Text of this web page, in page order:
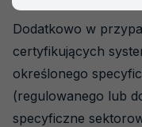
Dodatkowo w
certyfikujących
określonego
(regulowanego lub
specyficzne